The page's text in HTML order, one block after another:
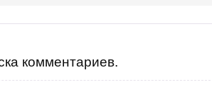
комментариев.